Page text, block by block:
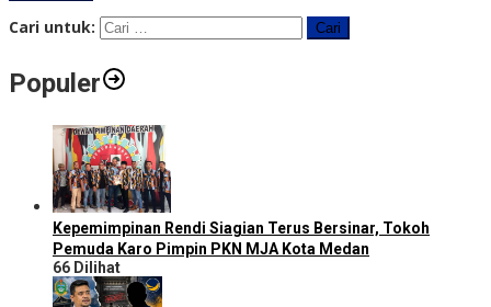
Cari untuk:
Populer
Kepemimpinan Rendi Siagian Terus Bersinar, Tokoh
Pemuda Karo Pimpin PKN MJA Kota Medan
66 Dilihat